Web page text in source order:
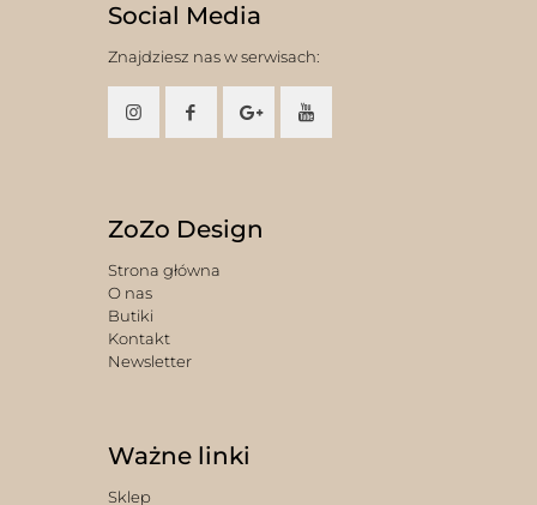
Social Media
Znajdziesz nas w serwisach:
ZoZo Design
Strona główna
O nas
Butiki
Kontakt
Newsletter
Ważne linki
Sklep